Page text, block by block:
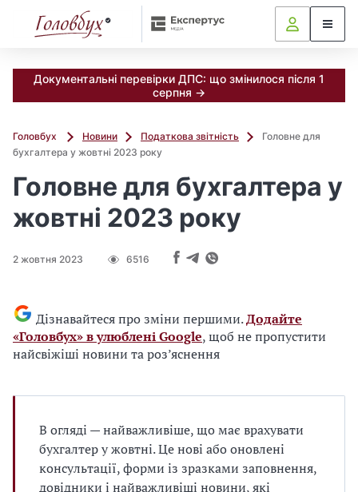
Документальні перевірки ДПС: що змінилося після 1
серпня →
Головбух Новини Податкова звітність
Головне для
бухгалтера у жовтні 2023 року
Головне для бухгалтера у
жовтні 2023 року
2 жовтня 2023 6516
Дізнавайтеся про зміни першими.Додайте
«Головбух» в улюблені Google, щоб не пропустити
найсвіжіші новини та роз’яснення
В огляді — найважливіше, що має врахувати
бухгалтер у жовтні. Це нові або оновлені
консультації, форми із зразками заповнення,
довідники і найважливіші новини, які